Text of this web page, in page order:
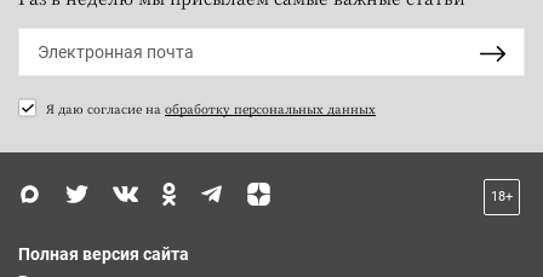
Я даю согласие на обработку персональных данных
18+
Полная версия сайта